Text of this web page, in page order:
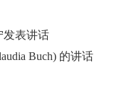
发表讲话
Buch) 的讲话